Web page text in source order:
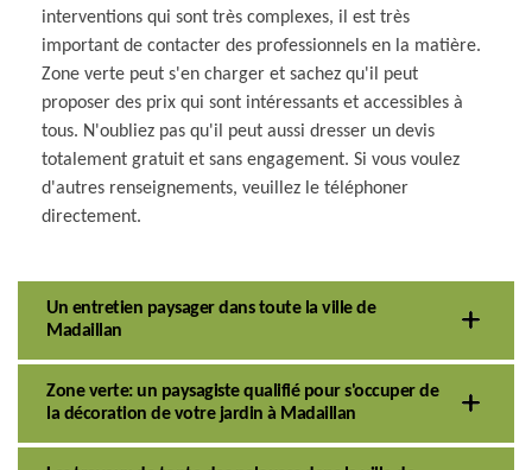
interventions qui sont très complexes, il est très
important de contacter des professionnels en la matière.
Zone verte peut s'en charger et sachez qu'il peut
proposer des prix qui sont intéressants et accessibles à
tous. N'oubliez pas qu'il peut aussi dresser un devis
totalement gratuit et sans engagement. Si vous voulez
d'autres renseignements, veuillez le téléphoner
directement.
Un entretien paysager dans toute la ville de
Madaillan
Zone verte: un paysagiste qualifié pour s'occuper de
la décoration de votre jardin à Madaillan